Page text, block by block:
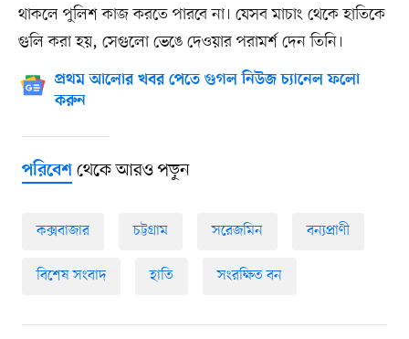
থাকলে পুলিশ কাজ করতে পারবে না। যেসব মাচাং থেকে হাতিকে
গুলি করা হয়, সেগুলো ভেঙে দেওয়ার পরামর্শ দেন তিনি।
প্রথম আলোর খবর পেতে গুগল নিউজ চ্যানেল ফলো
করুন
পরিবেশথেকে আরও পড়ুন
কক্সবাজার চট্টগ্রাম সরেজমিন বন্যপ্রাণী
বিশেষ সংবাদ হাতি সংরক্ষিত বন